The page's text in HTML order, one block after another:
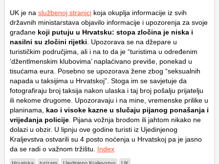
UK je na službenoj stranici koja okuplja informacije iz svih
državnih ministarstava objavilo informacije i upozorenja za svoje
građane koji putuju u Hrvatsku: stopa zločina je niska i
nasilni su zločini rijetki . Upozorava se na džepare u
turističkim područjima, ali i na to da je “turistima u određenim
‘džentlmenskim klubovima’ naplaćivano previše, ponekad u
tisućama eura. Posebno se upozorava žene zbog “seksualnih
napada u taksijima u Hrvatskoj”. Stoga im se savjetuje da
fotografiraju broj taksija nakon ulaska i taj broj pošalju prijatelju
ili nekome drugome. Upozoravaju i na mine, vremenske prilike u
planinama, kao i visoke kazne u slučaju pijanog ponašanja i
vrijeđanja policije . Pijana vožnja brodom ili jahtom nikako ne
dolazi u obzir. U lipnju ove godine turisti iz Ujedinjenog
Kraljevstva ostvarili su 4 posto noćenja u Hrvatskoj pa je jasno
da se radi o važnom tržištu. Index